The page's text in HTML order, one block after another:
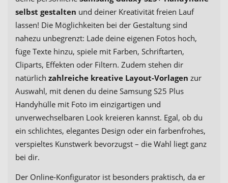
selbst gestalten und deiner Kreativität freien Lauf
lassen! Die Möglichkeiten bei der Gestaltung sind
nahezu unbegrenzt: Lade deine eigenen Fotos hoch,
füge Texte hinzu, spiele mit Farben, Schriftarten,
Cliparts, Effekten oder Filtern. Zudem stehen dir
natürlich zahlreiche kreative Layout-Vorlagen zur
Auswahl, mit denen du deine Samsung S25 Plus
Handyhülle mit Foto im einzigartigen und
unverwechselbaren Look kreieren kannst. Egal, ob du
ein schlichtes, elegantes Design oder ein farbenfrohes,
verspieltes Kunstwerk bevorzugst – die Wahl liegt ganz
bei dir.
Der Online-Konfigurator ist besonders praktisch, da er